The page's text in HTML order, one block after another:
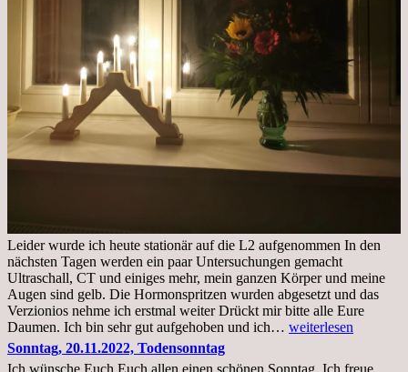
Leider wurde ich heute stationär auf die L2 aufgenommen In den
nächsten Tagen werden ein paar Untersuchungen gemacht
Ultraschall, CT und einiges mehr, mein ganzen Körper und meine
Augen sind gelb. Die Hormonspritzen wurden abgesetzt und das
Verzionios nehme ich erstmal weiter Drückt mir bitte alle Eure
Daumen. Ich bin sehr gut aufgehoben und ich… Mittwoch.
weiterlesen
Sonntag, 20.11.2022, Todensonntag
Ich wünsche Euch Euch allen einen schönen Sonntag. Ich freue